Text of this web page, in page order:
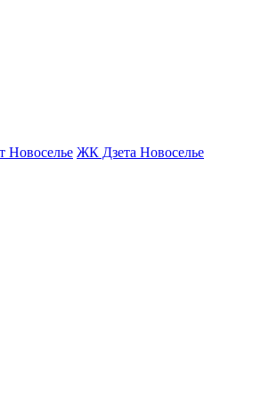
Новоселье ЖК Дзета Новоселье